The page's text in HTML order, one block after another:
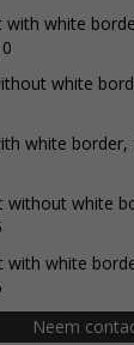
with white
white
white
without white
with white
Neem